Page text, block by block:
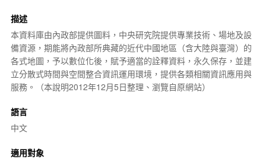
描述
本資料庫由內政部提供圖料， 中央研究院提供專業技術、場地及設
備資源，期能將內政部所典藏的近代中國地區（含大陸與臺灣）的
各式地圖，予以數位化後，賦予適當的詮釋資料，永久保存，並建
立分散式時間與空間整合資訊運用環境，提供各類相關資訊應用與
服務。（本說明2012年12月5日整理、瀏覽自原網站）
語言
中文
適用對象